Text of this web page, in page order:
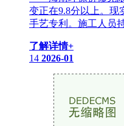
变正在9.8分以上。现
手艺专利。施工人员
了解详情+
14 2026-01